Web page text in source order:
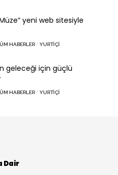
yeni web sitesiyle
HABERLER YURTIÇI
geleceği için güçlü
HABERLER YURTIÇI
Dair